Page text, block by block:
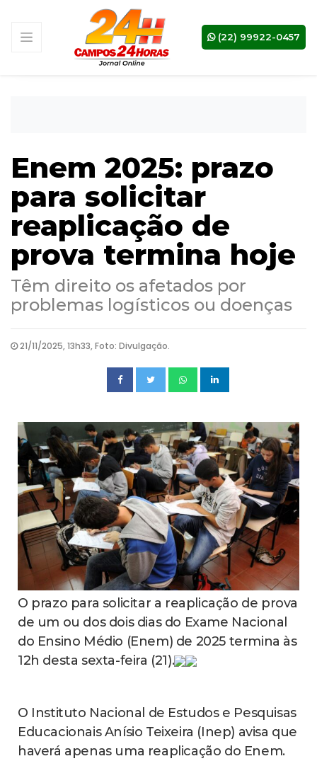
(22) 99922-0457
Enem 2025: prazo
para solicitar
reaplicação de
prova termina hoje
Têm direito os afetados por
problemas logísticos ou doenças
21/11/2025, 13h33, Foto: Divulgação.
O prazo para solicitar a reaplicação de prova
de um ou dos dois dias do Exame Nacional
do Ensino Médio (Enem) de 2025 termina às
12h desta sexta-feira (21).
O Instituto Nacional de Estudos e Pesquisas
Educacionais Anísio Teixeira (Inep) avisa que
haverá apenas uma reaplicação do Enem.